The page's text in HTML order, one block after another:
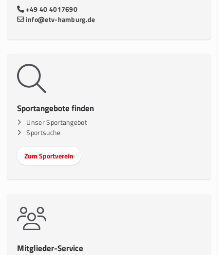
+49 40 4017690
info@etv-hamburg.de
Sportangebote finden
Unser Sportangebot
Sportsuche
Zum Sportverein
Mitglieder-Service